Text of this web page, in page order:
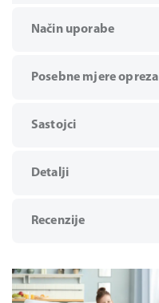
Način uporabe
Posebne mjere opreza
Sastojci
Detalji
Recenzije